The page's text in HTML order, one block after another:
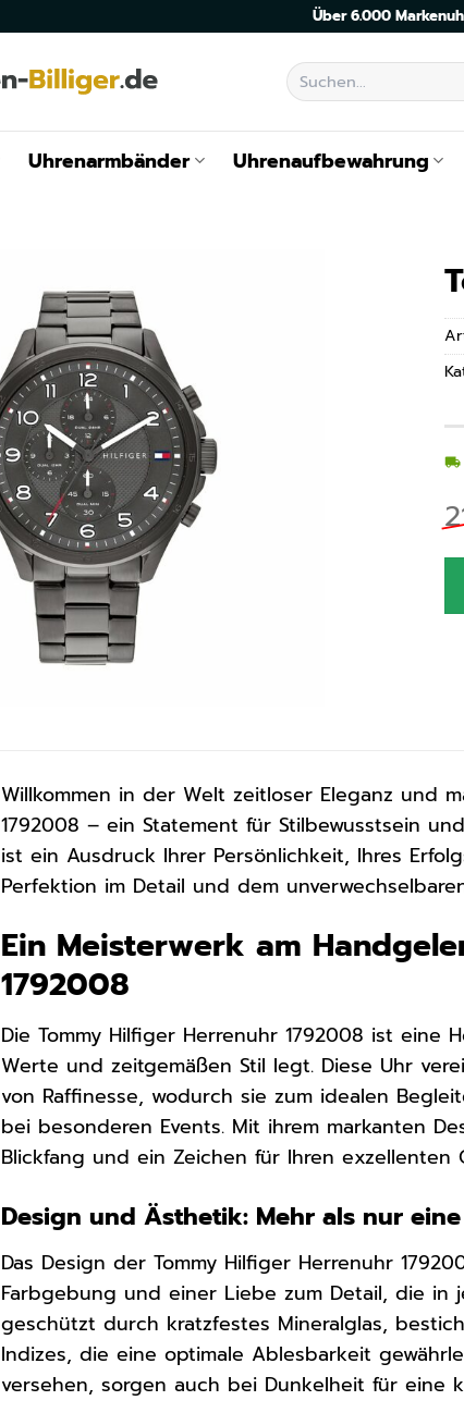
Über 6.000
Suchen
nach:
Uhrenarmbänder Uhrenaufbewahrung
Willkommen in der Welt zeitloser Eleganz und
1792008 – ein Statement für Stilbewusstsein
ist ein Ausdruck Ihrer Persönlichkeit, Ihres
Perfektion im Detail und dem
Ein Meisterwerk am
1792008
Die Tommy Hilfiger Herrenuhr 1792008 ist eine
Werte und zeitgemäßen Stil legt. Diese Uhr
von Raffinesse, wodurch sie zum idealen
bei besonderen Events. Mit ihrem markanten
Blickfang und ein Zeichen für Ihren exzellenten
Design und Ästhetik: Mehr als nur
Das Design der Tommy Hilfiger Herrenuhr
Farbgebung und einer Liebe zum Detail, die in
geschützt durch kratzfestes Mineralglas,
Indizes, die eine optimale Ablesbarkeit
versehen, sorgen auch bei Dunkelheit für eine